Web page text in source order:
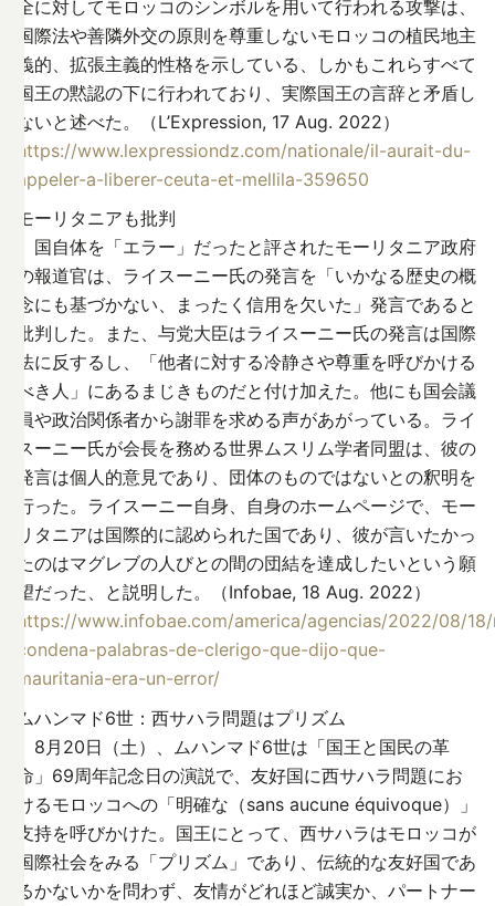
全に対してモロッコのシンボルを用いて行われる攻撃は、
国際法や善隣外交の原則を尊重しないモロッコの植民地主
義的、拡張主義的性格を示している、しかもこれらすべて
国王の黙認の下に行われており、実際国王の言辞と矛盾し
ないと述べた。（L’Expression, 17 Aug. 2022）
https://www.lexpressiondz.com/nationale/il-aurait-du-
appeler-a-liberer-ceuta-et-mellila-359650
モーリタニアも批判
国自体を「エラー」だったと評されたモーリタニア政府
の報道官は、ライスーニー氏の発言を「いかなる歴史の概
念にも基づかない、まったく信用を欠いた」発言であると
批判した。また、与党大臣はライスーニー氏の発言は国際
法に反するし、「他者に対する冷静さや尊重を呼びかける
べき人」にあるまじきものだと付け加えた。他にも国会議
員や政治関係者から謝罪を求める声があがっている。ライ
スーニー氏が会長を務める世界ムスリム学者同盟は、彼の
発言は個人的意見であり、団体のものではないとの釈明を
行った。ライスーニー自身、自身のホームページで、モー
リタニアは国際的に認められた国であり、彼が言いたかっ
たのはマグレブの人びとの間の団結を達成したいという願
望だった、と説明した。（Infobae, 18 Aug. 2022）
https://www.infobae.com/america/agencias/2022/08/
condena-palabras-de-clerigo-que-dijo-que-
mauritania-era-un-error/
ムハンマド6世：西サハラ問題はプリズム
8月20日（土）、ムハンマド6世は「国王と国民の革
命」69周年記念日の演説で、友好国に西サハラ問題にお
けるモロッコへの「明確な（sans aucune équivoque）」
支持を呼びかけた。国王にとって、西サハラはモロッコが
国際社会をみる「プリズム」であり、伝統的な友好国であ
るかないかを問わず、友情がどれほど誠実か、パートナー